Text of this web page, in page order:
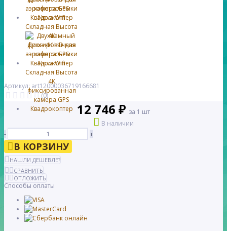
Артикул: art12000036719166681
(0)
12 746 ₽ за 1 шт
В наличии
-
+
В КОРЗИНУ
НАШЛИ ДЕШЕВЛЕ?
СРАВНИТЬ
ОТЛОЖИТЬ
Способы оплаты